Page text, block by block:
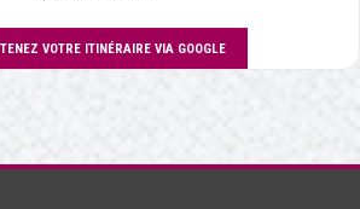
VOTRE ITINÉRAIRE VIA GOOGLE